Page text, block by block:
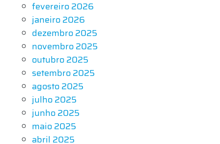
fevereiro 2026
janeiro 2026
dezembro 2025
novembro 2025
outubro 2025
setembro 2025
agosto 2025
julho 2025
junho 2025
maio 2025
abril 2025